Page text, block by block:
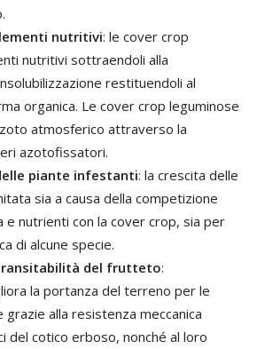
nutritivi: le cover crop
nutritivi sottraendoli alla
restituendoli al
organica. Le cover crop leguminose
atmosferico attraverso la
azotofissatori.
piante infestanti: la crescita delle
sia a causa della competizione
e nutrienti con la cover crop, sia per
di alcune specie.
del frutteto:
la portanza del terreno per le
grazie alla resistenza meccanica
del cotico erboso, nonché al loro